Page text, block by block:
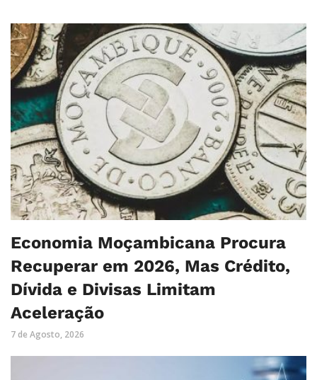
Economia Moçambicana Procura
Recuperar em 2026, Mas Crédito,
Dívida e Divisas Limitam
Aceleração
7 de Agosto, 2026